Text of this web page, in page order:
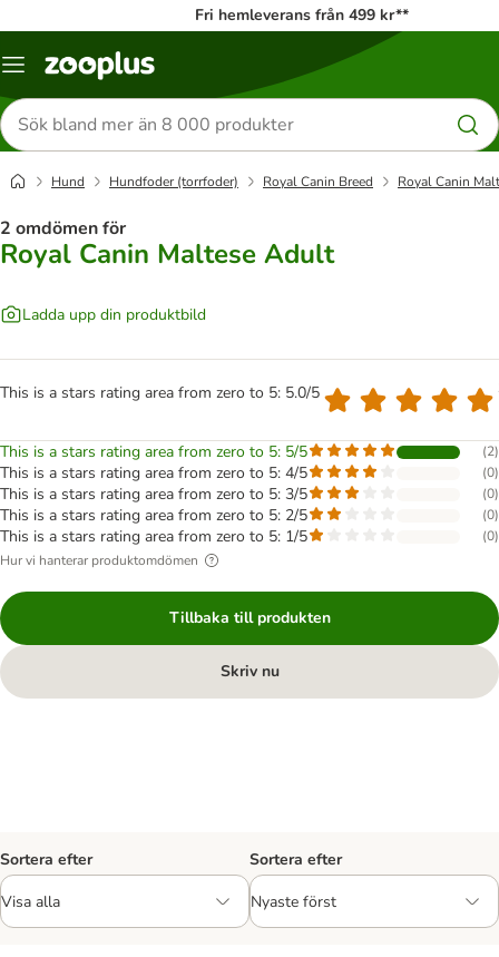
Fri hemleverans från 499 kr**
Katalogmeny
Sök
efter
produkter
Hund Hundfoder (torrfoder) Royal Canin Breed Royal Canin
2 omdömen för
Royal Canin Maltese Adult
Ladda upp din produktbild
This is a stars rating area from zero to 5: 5.0/5
This is a stars rating area from zero to 5: 5/5 (2)
This is a stars rating area from zero to 5: 4/5 (0)
This is a stars rating area from zero to 5: 3/5 (0)
This is a stars rating area from zero to 5: 2/5 (0)
This is a stars rating area from zero to 5: 1/5 (0)
Hur vi hanterar produktomdömen
Tillbaka till produkten
Skriv nu
Sortera efter Sortera efter